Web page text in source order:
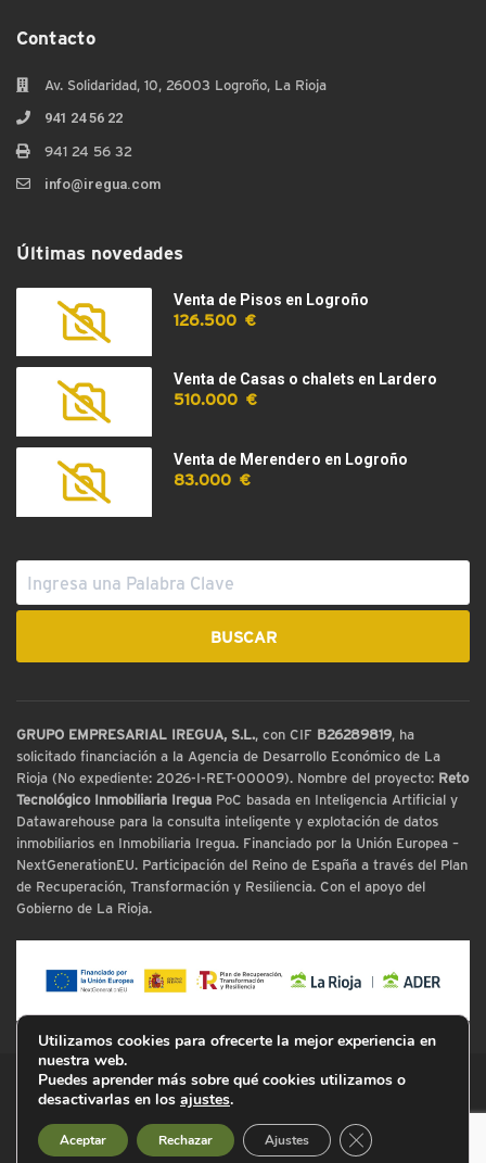
Contacto
Av. Solidaridad, 10, 26003 Logroño, La Rioja
941 24 56 22
941 24 56 32
info@iregua.com
Últimas novedades
Venta de Pisos en Logroño
126.500 €
Venta de Casas o chalets en Lardero
510.000 €
Venta de Merendero en Logroño
83.000 €
GRUPO EMPRESARIAL IREGUA, S.L., con CIF B26289819, ha
solicitado financiación a la Agencia de Desarrollo Económico de La
Rioja (No expediente: 2026-I-RET-00009). Nombre del proyecto: Reto
Tecnológico Inmobiliaria Iregua PoC basada en Inteligencia Artificial y
Datawarehouse para la consulta inteligente y explotación de datos
inmobiliarios en Inmobiliaria Iregua. Financiado por la Unión Europea –
NextGenerationEU. Participación del Reino de España a través del Plan
de Recuperación, Transformación y Resiliencia. Con el apoyo del
Gobierno de La Rioja.
© Inmobiliaria Iregua
Aviso Legal Política de Privacidad Cookies
Utilizamos cookies para ofrecerte la mejor experiencia en
nuestra web.
Puedes aprender más sobre qué cookies utilizamos o
desactivarlas en los ajustes.
Aceptar Rechazar Ajustes Cerrar el banner